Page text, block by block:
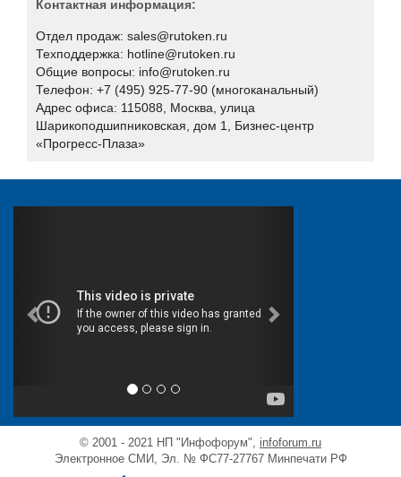
TrueConf
UserGate
Xello
«НПЦ «КСБ»
Айдеко
АО "НПО "Эшелон"
АО «ДиалогНаука»
Гарда Технологии
Контактная информация:
Отдел продаж: sales@rutoken.ru
Техподдержка: hotline@rutoken.ru
Общие вопросы: info@rutoken.ru
Телефон: +7 (495) 925-77-90 (многоканальный)
Адрес офиса: 115088, Москва, улица
Шарикоподшипниковская, дом 1, Бизнес-центр
«Прогресс-Плаза»
© 2001 - 2021 НП "Инфофорум", infoforum.ru
Электронное СМИ, Эл. № ФС77-27767 Минпечати РФ